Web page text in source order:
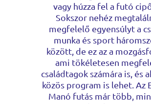
vagy húzza fel a futó
Sokszor nehéz
megfelelő egyensúlyt a
munka és sport
között, de ez az a
ami tökéletesen
családtagok számára is, és
közös program is lehet. Az
Manó futás már több,